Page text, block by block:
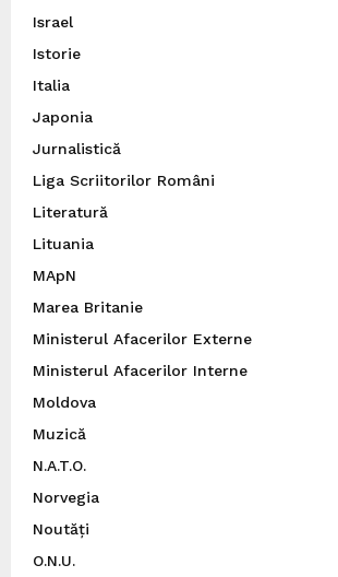
Israel
Istorie
Italia
Japonia
Jurnalistică
Liga Scriitorilor Români
Literatură
Lituania
MApN
Marea Britanie
Ministerul Afacerilor Externe
Ministerul Afacerilor Interne
Moldova
Muzică
N.A.T.O.
Norvegia
Noutăți
O.N.U.